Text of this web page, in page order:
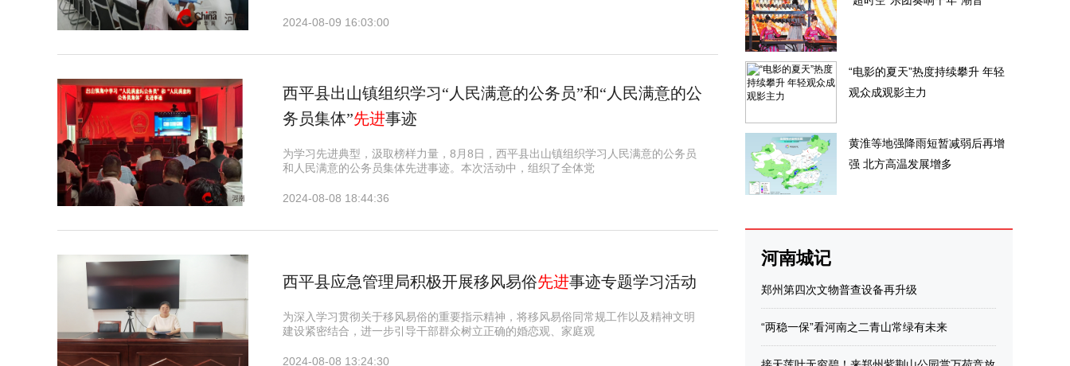
2024-08-09 16:03:00
​西平县出山镇组织学习“人民满意的公务员”和“人民满意的公
务员集体”先进事迹
为学习先进典型，汲取榜样力量，8月8日，西平县出山镇组织学习人民满意的公务员
和人民满意的公务员集体先进事迹。本次活动中，组织了全体党
2024-08-08 18:44:36
​西平县应急管理局积极开展移风易俗先进事迹专题学习活动
为深入学习贯彻关于移风易俗的重要指示精神，将移风易俗同常规工作以及精神文明
建设紧密结合，进一步引导干部群众树立正确的婚恋观、家庭观
2024-08-08 13:24:30
“电影的夏天”热度持续攀升 年轻
观众成观影主力
黄淮等地强降雨短暂减弱后再增
强 北方高温发展增多
河南城记
郑州第四次文物普查设备再升级
“两稳一保”看河南之二青山常绿有未来